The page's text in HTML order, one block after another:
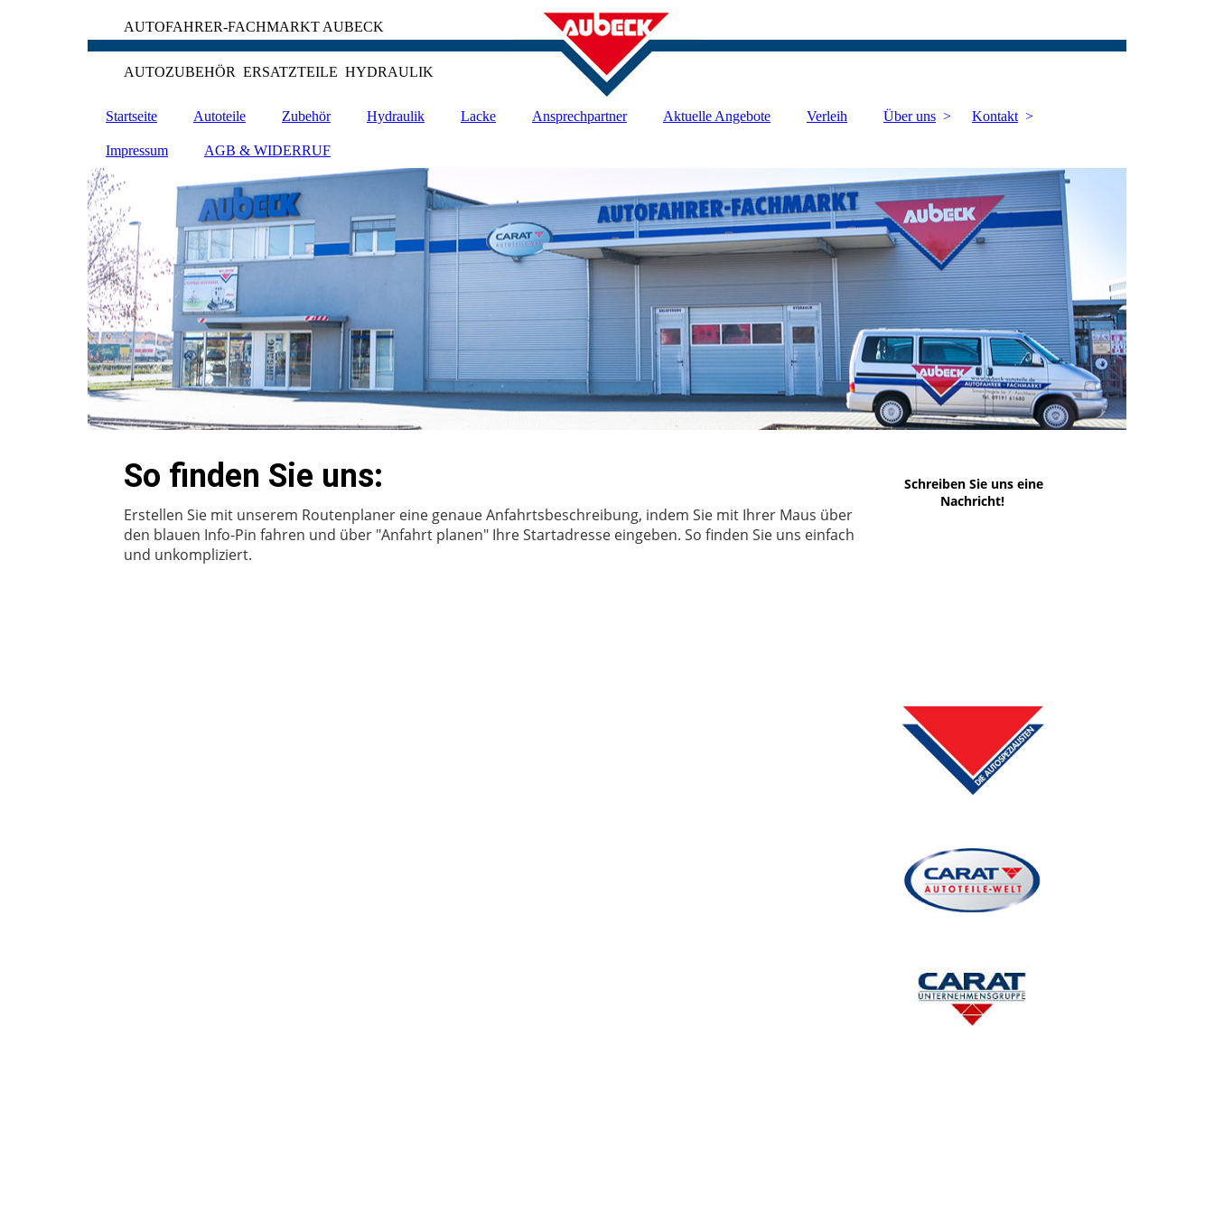
AUTOFAHRER-FACHMARKT AUBECK
AUTOZUBEHÖR ERSATZTEILE HYDRAULIK
Startseite Autoteile Zubehör Hydraulik Lacke Ansprechpartner Aktuelle Angebote Verleih Über uns Kontakt
Impressum AGB & WIDERRUF
So finden Sie uns:
Erstellen Sie mit unserem Routenplaner eine genaue Anfahrtsbeschreibung, indem Sie mit Ihrer Maus über
den blauen Info-Pin fahren und über "Anfahrt planen" Ihre Startadresse eingeben. So finden Sie uns einfach
und unkompliziert.
Schreiben Sie uns eine
Nachricht!